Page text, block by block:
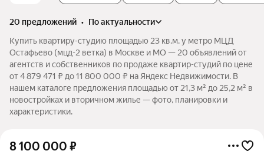
20 предложений •
по актуальности
Купить квартиру-студию площадью 23 кв.м. у метро МЦД
Остафьево (мцд-2 ветка) в Москве и МО — 20 объявлений от
агентств и собственников по продаже квартир-студий по цене
от 4 879 471 ₽ до 11 800 000 ₽ на Яндекс Недвижимости. В
нашем каталоге предложения площадью от 21,3 м² до 25,2 м² в
новостройках и вторичном жилье — фото, планировки и
характеристики.
8 100 000 ₽